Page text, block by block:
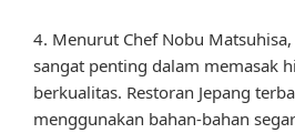
4. Menurut Chef Nobu Matsuhisa,
sangat penting dalam memasak
berkualitas. Restoran Jepang
menggunakan bahan-bahan